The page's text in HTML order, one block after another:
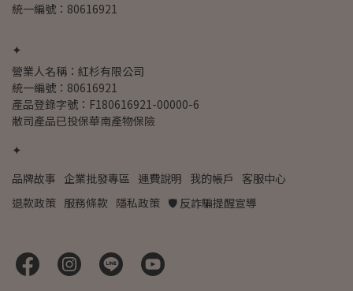
統一編號：80616921
✦
營業人名稱：紅杉有限公司
統一編號：80616921
產品登錄字號：F180616921-00000-6
敝司產品已投保華南產物保險
✦
品牌故事 企業批發專區 運費說明 我的帳戶
客服中心
退款政策 服務條款 隱私政策 🛡️ 反詐騙提醒宣導